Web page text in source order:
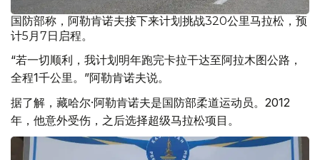
国防部称，阿勒肯诺夫接下来计划挑战320公里马拉松，预
计5月7日启程。
“若一切顺利，我计划明年跑完卡拉干达至阿拉木图公路，
全程1千公里。”阿勒肯诺夫说。
据了解，藏哈尔·阿勒肯诺夫是国防部柔道运动员。2012
年，他意外受伤，之后选择超级马拉松项目。